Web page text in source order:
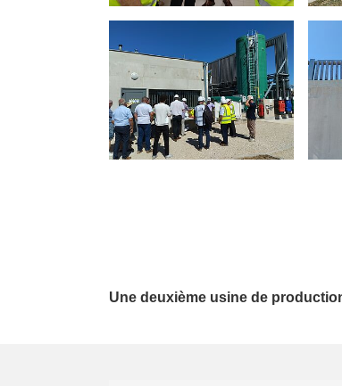
Une deuxième usine de